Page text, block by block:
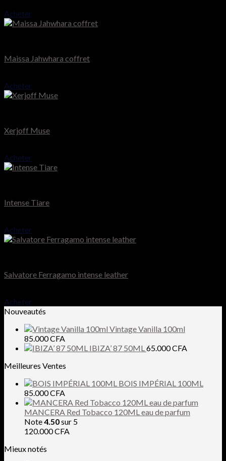
Acheter
Maissa Jahwhara coffret
Acheter
Xerjoff Muse
Acheter
Intense Tiare
Acheter
Salvatore Ferragamo intense leather
Acheter
Nouveautés
Vintage Vanilla 100ml
85.000CFA
IBIZA’ 87 50ML65.000CFA
Meilleures Ventes
BOIS IMPÉRIAL 100ML
85.000CFA
MANCERA Red Tobacco 120ML eau de parfum
Note4.50sur 5
120.000CFA
Mieux notés